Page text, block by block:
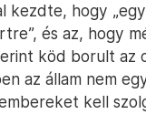
kezdte, hogy
és az, hogy
köd borult az
az állam nem
kell